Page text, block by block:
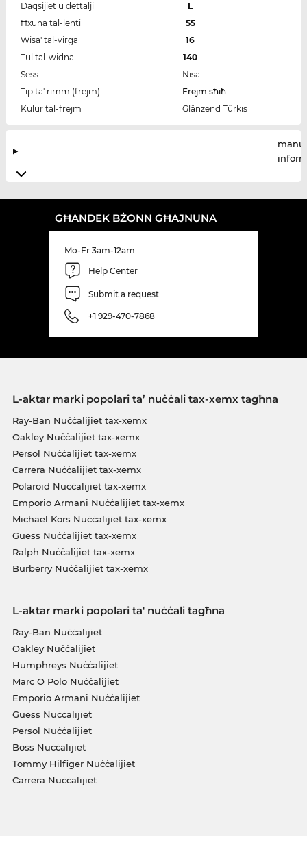
Daqsijiet u dettalji
L
Ħxuna tal-lenti
55
Wisa' tal-virga
16
Tul tal-widna
140
Sess
Nisa
Tip ta' rimm (frejm)
Frejm sħiħ
Kulur tal-frejm
Glänzend Türkis
GĦANDEK BŻONN GĦAJNUNA
Mo-Fr 3am-12am
Help Center
Submit a request
+1 929-470-7868
L-aktar marki popolari ta’ nuċċali tax-xemx tagħna
Ray-Ban Nuċċalijiet tax-xemx
Oakley Nuċċalijiet tax-xemx
Persol Nuċċalijiet tax-xemx
Carrera Nuċċalijiet tax-xemx
Polaroid Nuċċalijiet tax-xemx
Emporio Armani Nuċċalijiet tax-xemx
Michael Kors Nuċċalijiet tax-xemx
Guess Nuċċalijiet tax-xemx
Ralph Nuċċalijiet tax-xemx
Burberry Nuċċalijiet tax-xemx
L-aktar marki popolari ta' nuċċali tagħna
Ray-Ban Nuċċalijiet
Oakley Nuċċalijiet
Humphreys Nuċċalijiet
Marc O Polo Nuċċalijiet
Emporio Armani Nuċċalijiet
Guess Nuċċalijiet
Persol Nuċċalijiet
Boss Nuċċalijiet
Tommy Hilfiger Nuċċalijiet
Carrera Nuċċalijiet